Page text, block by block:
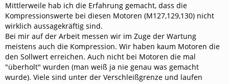
Mittlerweile hab ich die Erfahrung gemacht, dass die
Kompressionswerte bei diesen Motoren (M127,129,130) nicht
wirklich aussagekräftig sind.
Bei mir auf der Arbeit messen wir im Zuge der Wartung
meistens auch die Kompression. Wir haben kaum Motoren die
den Sollwert erreichen. Auch nicht bei Motoren die mal
"überholt" wurden (man weiß ja nie genau was gemacht
wurde). Viele sind unter der Verschleißgrenze und laufen